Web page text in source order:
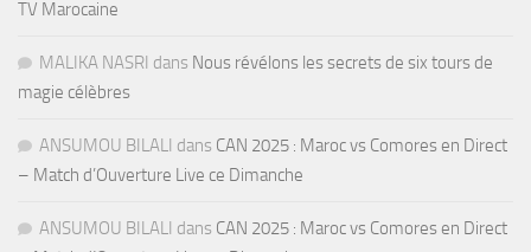
TV Marocaine
MALIKA NASRI dans Nous révélons les secrets de six tours de
magie célèbres
ANSUMOU BILALI dans CAN 2025 : Maroc vs Comores en Direct
– Match d’Ouverture Live ce Dimanche
ANSUMOU BILALI dans CAN 2025 : Maroc vs Comores en Direct